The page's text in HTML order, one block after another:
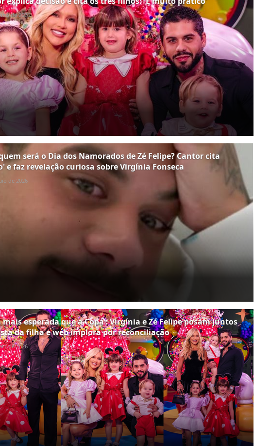
de 2026
será o Dia dos Namorados de Zé Felipe? Cantor cita
e faz revelação curiosa sobre Virgínia Fonseca
de 2026
mais esperada que a Copa’: Virgínia e Zé Felipe posam juntos
da filha e web implora por reconciliação
de 2026